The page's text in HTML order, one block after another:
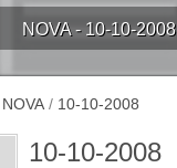
NOVA - 10-10-2008
NOVA / 10-10-2008
10-10-2008